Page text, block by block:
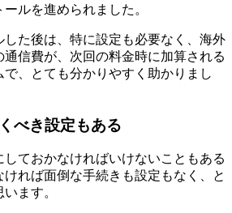
ルを進められました。
した後は、特に設定も必要なく、海外
信費が、次回の料金時に加算される
で、とても分かりやすく助かりまし
べき設定もある
しておかなければいけないこともある
れば面倒な手続きも設定もなく、と
ます。